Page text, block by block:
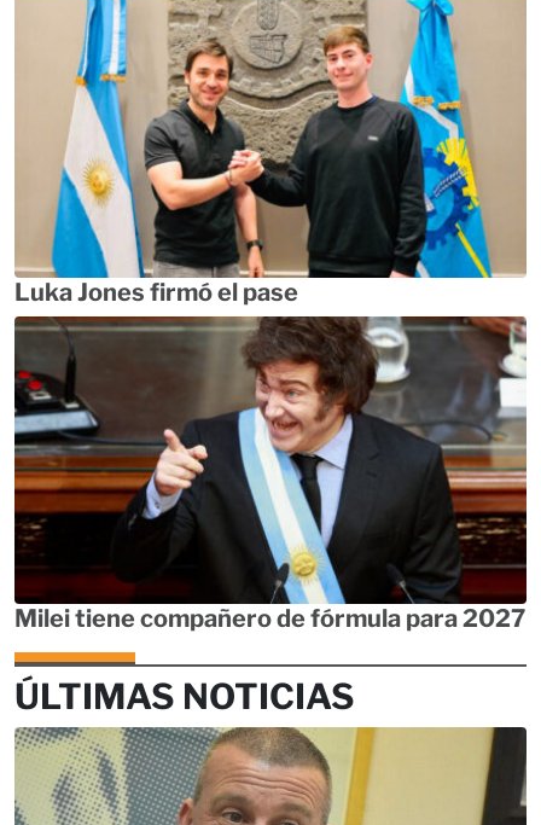
Luka Jones firmó el pase
Milei tiene compañero de fórmula para 2027
ÚLTIMAS NOTICIAS